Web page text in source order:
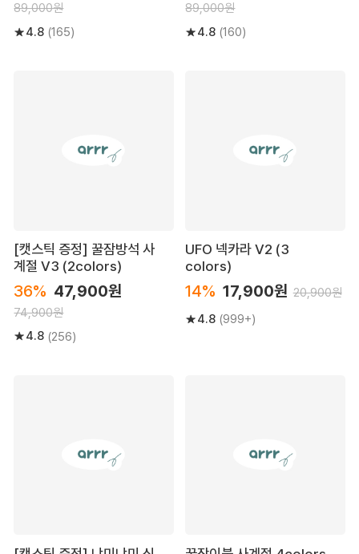
89,000원
4.8 (165)
89,000원
4.8 (160)
[캣스틱 증정] 꿀잠방석 사
계절 V3 (2colors)
36% 47,900원
74,900원
4.8 (256)
UFO 넥카라 V2 (3
colors)
14% 17,900원 20,900원
4.8 (999+)